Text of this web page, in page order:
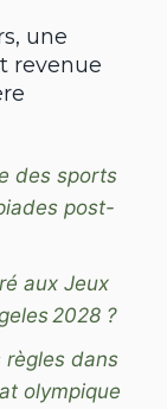
une
revenue
des sports
post-
aux Jeux
2028 ?
règles dans
olympique